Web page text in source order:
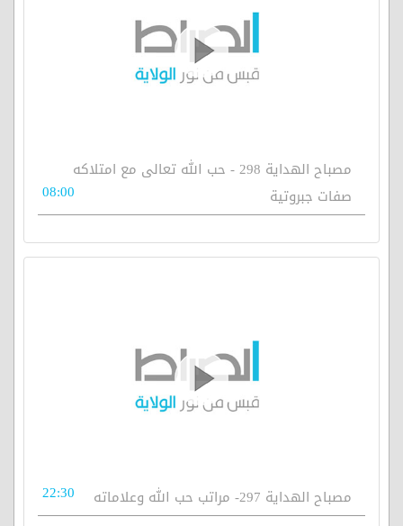
مصباح الهداية 298 - حب الله تعالى مع امتلاكه
صفات جبروتية
08:00
مصباح الهداية 297- مراتب حب الله وعلاماته 22:30